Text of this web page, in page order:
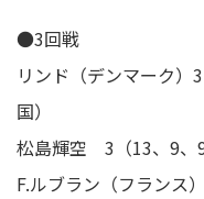
●3回戦
リンド（デンマーク
国）
松島輝空 3（13、9、
F.ルブラン（フラン